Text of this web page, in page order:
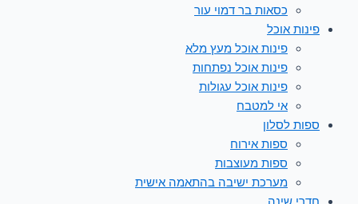
כסאות בר דמוי עור
פינות אוכל
פינות אוכל מעץ מלא
פינות אוכל נפתחות
פינות אוכל עגולות
אי למטבח
ספות לסלון
ספות אירוח
ספות מעוצבות
מערכת ישיבה בהתאמה אישית